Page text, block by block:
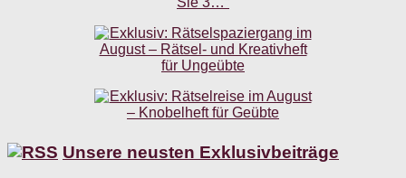
Unsere neusten Exklusivbeiträge